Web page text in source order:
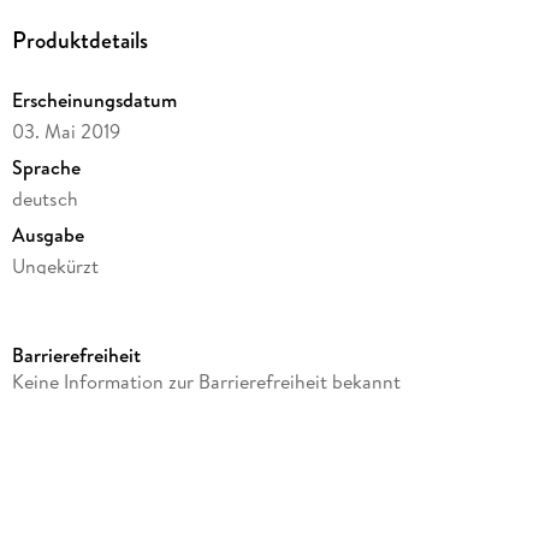
Produktdetails
Erscheinungsdatum
03. Mai 2019
Sprache
deutsch
Ausgabe
Ungekürzt
Laufzeit
Barrierefreiheit
Keine Information zur Barrierefreiheit bekannt